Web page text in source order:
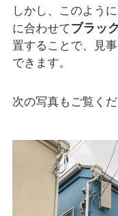
しかし、このよう
に合わせてブラッ
置することで、見
できます。
次の写真もご覧くだ